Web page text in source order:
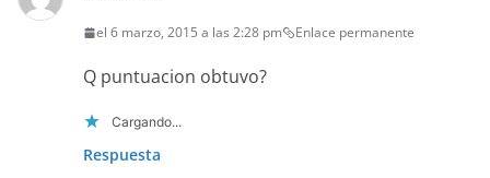
el 6 marzo, 2015 a las 2:28 pm Enlace permanente
Q puntuacion obtuvo?
Cargando...
Respuesta